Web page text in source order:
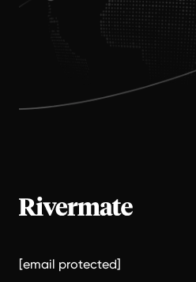
[email protected]